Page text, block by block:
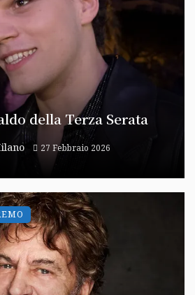
della Terza Serata
27 Febbraio 2026